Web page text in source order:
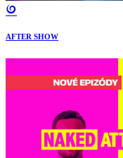
AFTER SHOW